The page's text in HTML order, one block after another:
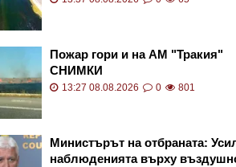
Пожар гори и на АМ "Тракия"
СНИМКИ
13:27 08.08.2026 0 801
Министърът на отбраната:
наблюденията върху